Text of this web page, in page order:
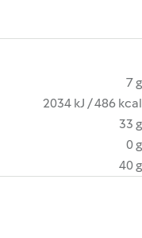
7 g
2034 kJ / 486 kcal
33 g
0 g
40 g